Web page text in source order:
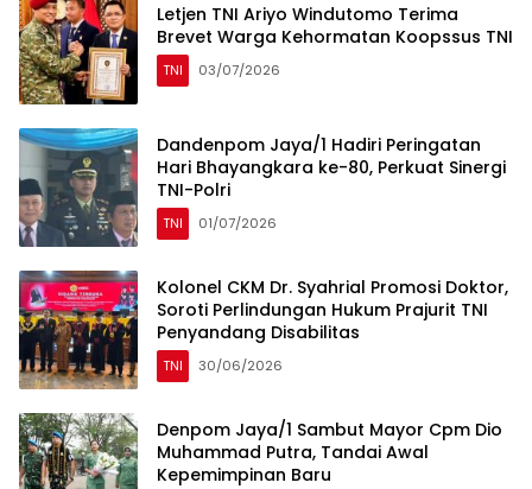
Letjen TNI Ariyo Windutomo Terima
Brevet Warga Kehormatan Koopssus TNI
TNI 03/07/2026
Dandenpom Jaya/1 Hadiri Peringatan
Hari Bhayangkara ke-80, Perkuat Sinergi
TNI-Polri
TNI 01/07/2026
Kolonel CKM Dr. Syahrial Promosi Doktor,
Soroti Perlindungan Hukum Prajurit TNI
Penyandang Disabilitas
TNI 30/06/2026
Denpom Jaya/1 Sambut Mayor Cpm Dio
Muhammad Putra, Tandai Awal
Kepemimpinan Baru